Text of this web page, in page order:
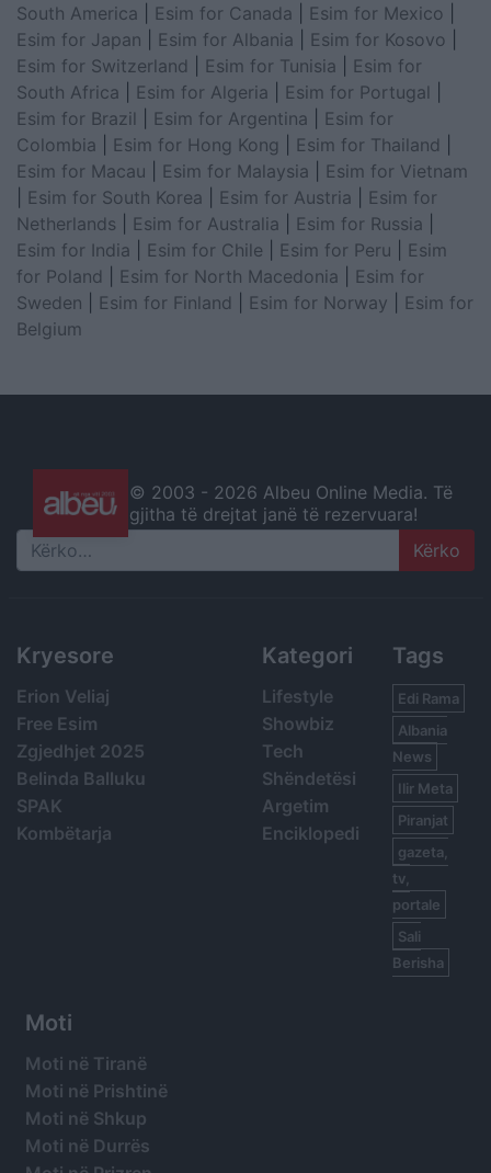
South America
Esim for Canada Esim for Mexico
Esim for Japan
Esim for Albania Esim for Kosovo
Esim for Switzerland
Esim for Tunisia
Esim for
South Africa
Esim for Algeria Esim for Portugal
Esim for Brazil
Esim for Argentina
Esim for
Colombia
Esim for Hong Kong Esim for Thailand
Esim for Macau
Esim for Malaysia
Esim for Vietnam
Esim for South Korea Esim for Austria
Esim for
Netherlands
Esim for Australia Esim for Russia
Esim for India
Esim for Chile Esim for Peru
Esim
for Poland
Esim for North Macedonia
Esim for
Sweden
Esim for Finland Esim for Norway
Esim for
Belgium
© 2003 - 2026 Albeu Online Media. Të
gjitha të drejtat janë të rezervuara!
Search
Kryesore
Erion Veliaj
Free Esim
Zgjedhjet 2025
Belinda Balluku
SPAK
Kombëtarja
Kategori
Lifestyle
Showbiz
Tech
Shëndetësi
Argetim
Enciklopedi
Tags
Edi Rama
Albania
News
Ilir Meta
Piranjat
gazeta,
tv,
portale
Sali
Berisha
Moti
Moti në Tiranë
Moti në Prishtinë
Moti në Shkup
Moti në Durrës